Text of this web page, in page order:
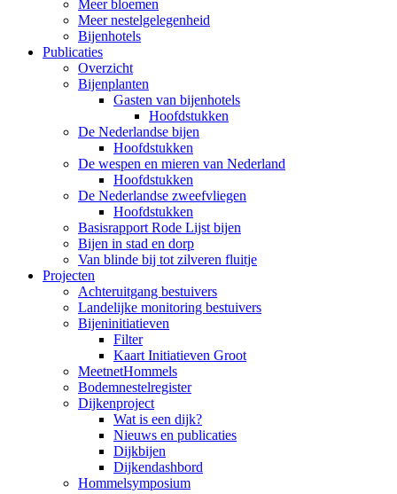
Meer bloemen
Meer nestelgelegenheid
Bijenhotels
Publicaties
Overzicht
Bijenplanten
Gasten van bijenhotels
Hoofdstukken
De Nederlandse bijen
Hoofdstukken
De wespen en mieren van Nederland
Hoofdstukken
De Nederlandse zweefvliegen
Hoofdstukken
Basisrapport Rode Lijst bijen
Bijen in stad en dorp
Van blinde bij tot zilveren fluitje
Projecten
Achteruitgang bestuivers
Landelijke monitoring bestuivers
Bijeninitiatieven
Filter
Kaart Initiatieven Groot
MeetnetHommels
Bodemnestelregister
Dijkenproject
Wat is een dijk?
Nieuws en publicaties
Dijkbijen
Dijkendashbord
Hommelsymposium